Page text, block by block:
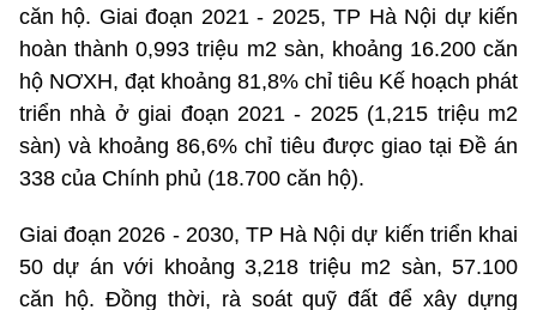
căn hộ. Giai đoạn 2021 - 2025, TP Hà Nội dự kiến
hoàn thành 0,993 triệu m2 sàn, khoảng 16.200 căn
hộ NƠXH, đạt khoảng 81,8% chỉ tiêu Kế hoạch phát
triển nhà ở giai đoạn 2021 - 2025 (1,215 triệu m2
sàn) và khoảng 86,6% chỉ tiêu được giao tại Đề án
338 của Chính phủ (18.700 căn hộ).
Giai đoạn 2026 - 2030, TP Hà Nội dự kiến triển khai
50 dự án với khoảng 3,218 triệu m2 sàn, 57.100
căn hộ. Đồng thời, rà soát quỹ đất để xây dựng